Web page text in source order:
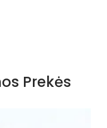
Prekės